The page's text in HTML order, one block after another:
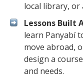
local library, or
Lessons Built
learn Panyabí
move abroad,
design a
and needs.